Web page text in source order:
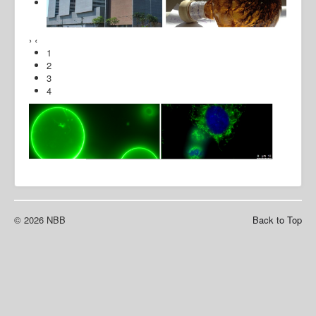
› ‹
1
2
3
4
Back to Top
© 2026 NBB